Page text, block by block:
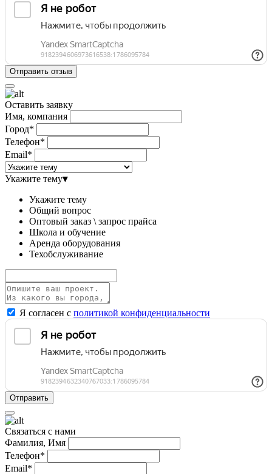
Оставить заявку
Имя, компания
Город*
Телефон*
Email*
Укажите тему▾
Укажите тему
Общий вопрос
Оптовый заказ \ запрос прайса
Школа и обучение
Аренда оборудования
Техобслуживание
Я согласен с политикой конфиденциальности
Связаться с нами
Фамилия, Имя
Телефон*
Email*